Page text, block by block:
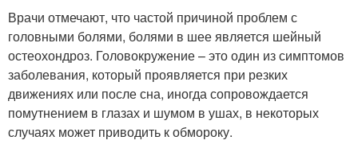
Врачи отмечают, что частой причиной проблем с
головными болями, болями в шее является шейный
остеохондроз. Головокружение – это один из симптомов
заболевания, который проявляется при резких
движениях или после сна, иногда сопровождается
помутнением в глазах и шумом в ушах, в некоторых
случаях может приводить к обмороку.